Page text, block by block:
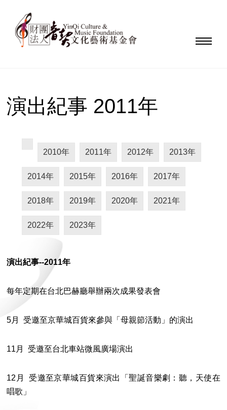
演出紀事 2011年
2010年 2011年 2012年 2013年
2014年 2015年 2016年 2017年
2018年 2019年 2020年 2021年
2022年 2023年
演出紀事--2011年
每年定期在台北巴赫廳舉辦兩次成果發表會
5月 受邀至京華城百貨來參與「母親節活動」的演出
11月 受邀至台北車站微風廣場演出
12月 受邀至京華城百貨來演出「聖誕音樂劇：聽，天使在
唱歌」